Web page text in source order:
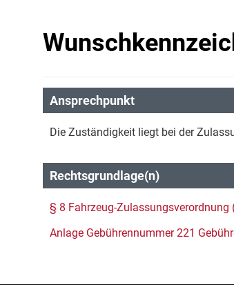
Ansprechpunkt
Die Zuständigkeit liegt bei der
Rechtsgrundlage(n)
§ 8 Fahrzeug-Zulassungsverordnung
Anlage Gebührennummer 221